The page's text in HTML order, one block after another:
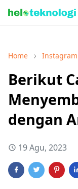
Home Instagram
Berikut
dengan
19 Agu, 2023